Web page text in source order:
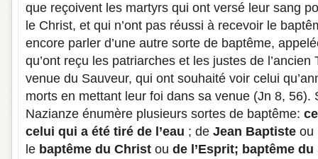
que reçoivent les martyrs qui ont versé leur sang
le Christ, et qui n’ont pas réussi à recevoir le
encore parler d’une autre sorte de baptême,
qu’ont reçu les patriarches et les justes de l’ancien
venue du Sauveur, qui ont souhaité voir celui
morts en mettant leur foi dans sa venue (Jn 8, 56).
Nazianze énumère plusieurs sortes de baptême:
celui qui a été tiré de l’eau ; de Jean Baptiste ou
le baptême du Christ ou de l’Esprit; baptême